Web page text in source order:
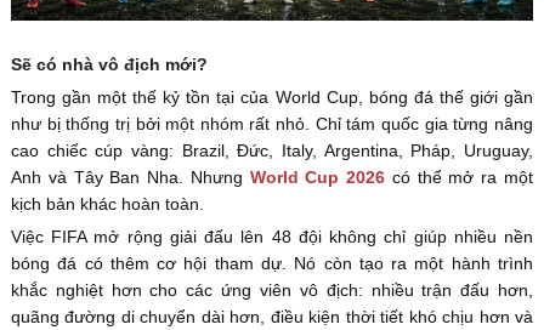
Sẽ có nhà vô địch mới?
Trong gần một thế kỷ tồn tại của World Cup, bóng đá thế giới gần
như bị thống trị bởi một nhóm rất nhỏ. Chỉ tám quốc gia từng nâng
cao chiếc cúp vàng: Brazil, Đức, Italy, Argentina, Pháp, Uruguay,
Anh và Tây Ban Nha. Nhưng World Cup 2026 có thể mở ra một
kịch bản khác hoàn toàn.
Việc FIFA mở rộng giải đấu lên 48 đội không chỉ giúp nhiều nền
bóng đá có thêm cơ hội tham dự. Nó còn tạo ra một hành trình
khắc nghiệt hơn cho các ứng viên vô địch: nhiều trận đấu hơn,
quãng đường di chuyển dài hơn, điều kiện thời tiết khó chịu hơn và